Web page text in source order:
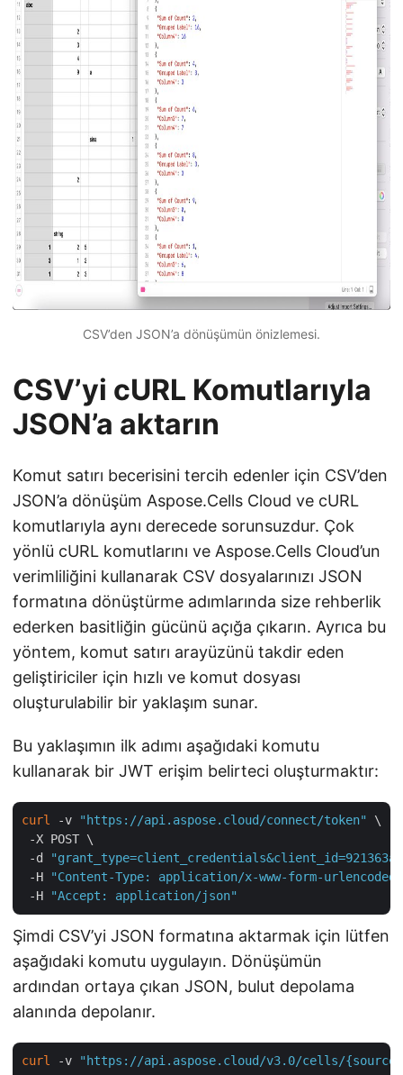
CSV’den JSON’a dönüşümün önizlemesi.
CSV’yi cURL Komutlarıyla
JSON’a aktarın
Komut satırı becerisini tercih edenler için CSV’den
JSON’a dönüşüm Aspose.Cells Cloud ve cURL
komutlarıyla aynı derecede sorunsuzdur. Çok
yönlü cURL komutlarını ve Aspose.Cells Cloud’un
verimliliğini kullanarak CSV dosyalarınızı JSON
formatına dönüştürme adımlarında size rehberlik
ederken basitliğin gücünü açığa çıkarın. Ayrıca bu
yöntem, komut satırı arayüzünü takdir eden
geliştiriciler için hızlı ve komut dosyası
oluşturulabilir bir yaklaşım sunar.
Bu yaklaşımın ilk adımı aşağıdaki komutu
kullanarak bir JWT erişim belirteci oluşturmaktır:
curl -v "https://api.aspose.cloud/connect/token"
\
-X POST \
-d
"grant_type=client_credentials&client_id=921363a8-
-H
"Content-Type: application/x-www-form-urlencoded"
-H
"Accept: application/json"
Şimdi CSV’yi JSON formatına aktarmak için lütfen
aşağıdaki komutu uygulayın. Dönüşümün
ardından ortaya çıkan JSON, bulut depolama
alanında depolanır.
curl -v
"https://api.aspose.cloud/v3.0/cells/